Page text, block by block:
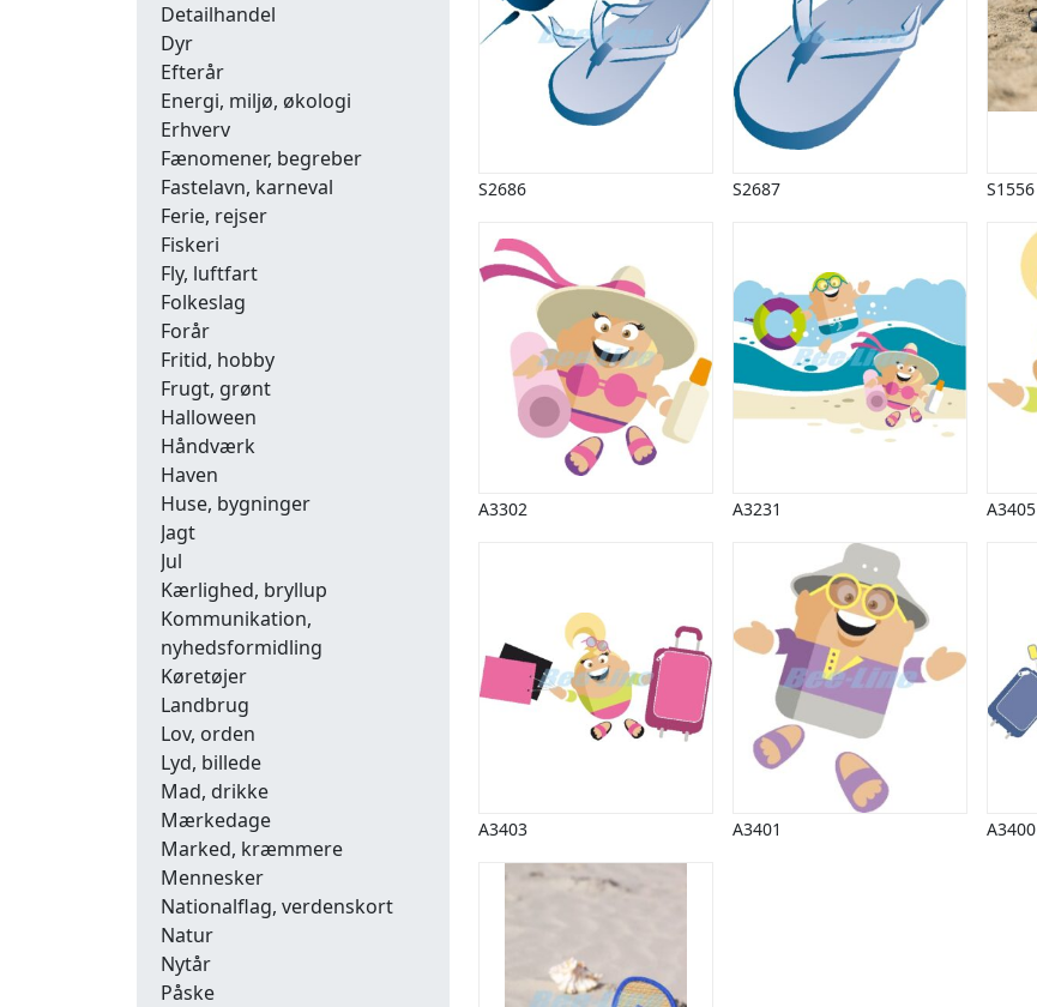
Detailhandel
Dyr
Efterår
Energi, miljø, økologi
Erhverv
Fænomener, begreber
Fastelavn, karneval
Ferie, rejser
Fiskeri
Fly, luftfart
Folkeslag
Forår
Fritid, hobby
Frugt, grønt
Halloween
Håndværk
Haven
Huse, bygninger
Jagt
Jul
Kærlighed, bryllup
Kommunikation,
nyhedsformidling
Køretøjer
Landbrug
Lov, orden
Lyd, billede
Mad, drikke
Mærkedage
Marked, kræmmere
Mennesker
Nationalflag, verdenskort
Natur
Nytår
Påske
S2686 S2687 S1556
A3302 A3231 A3405
A3403 A3401 A3400